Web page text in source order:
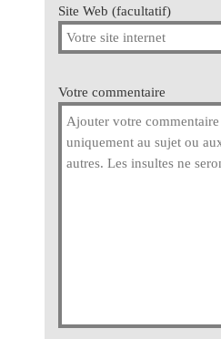
Site Web (facultatif)
Votre commentaire